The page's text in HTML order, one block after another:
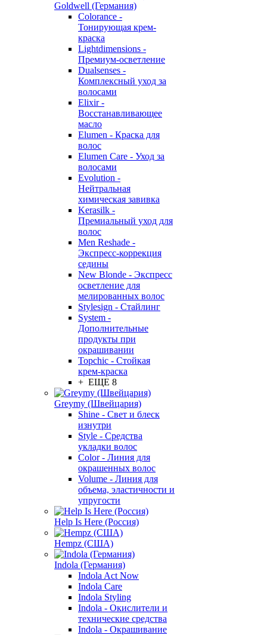
Goldwell (Германия)
Colorance -
Тонирующая крем-
краска
Lightdimensions -
Премиум-осветление
Dualsenses -
Комплексный уход за
волосами
Elixir -
Восстанавливающее
масло
Elumen - Краска для
волос
Elumen Care - Уход за
волосами
Evolution -
Нейтральная
химическая завивка
Kerasilk -
Премиальный уход для
волос
Men Reshade -
Экспресс-коррекция
седины
New Blonde - Экспресс
осветление для
мелированных волос
Stylesign - Стайлинг
System -
Дополнительные
продукты при
окрашивании
Topchic - Стойкая
крем-краска
+ ЕЩЕ 8
Greymy (Швейцария)
Shine - Свет и блеск
изнутри
Style - Средства
укладки волос
Color - Линия для
окрашенных волос
Volume - Линия для
объема, эластичности и
упругости
Help Is Here (Россия)
Hempz (США)
Indola (Германия)
Indola Act Now
Indola Care
Indola Styling
Indola - Окислители и
технические средства
Indola - Окрашивание